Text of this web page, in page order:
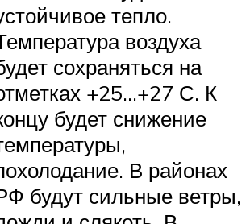
тепло.
воздуха
сохраняться на
+25…+27 С. К
будет снижение
В районах
будут сильные ветры,